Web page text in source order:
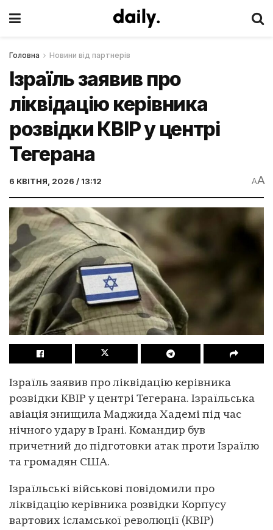
Головна Новини від партнерів
Ізраїль заявив про
ліквідацію керівника
розвідки КВІР у центрі
Тегерана
6 КВІТНЯ, 2026 / 13:12 AA
Ізраїль заявив про ліквідацію керівника
розвідки КВІР у центрі Тегерана. Ізраїльська
авіація знищила Маджида Хадемі під час
нічного удару в Ірані. Командир був
причетний до підготовки атак проти Ізраїлю
та громадян США.
Ізраїльські військові повідомили про
ліквідацію керівника розвідки Корпусу
вартових ісламської революції (КВІР)